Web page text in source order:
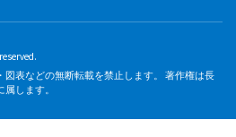
表などの無断転載を禁止します。 著作権は長
します。